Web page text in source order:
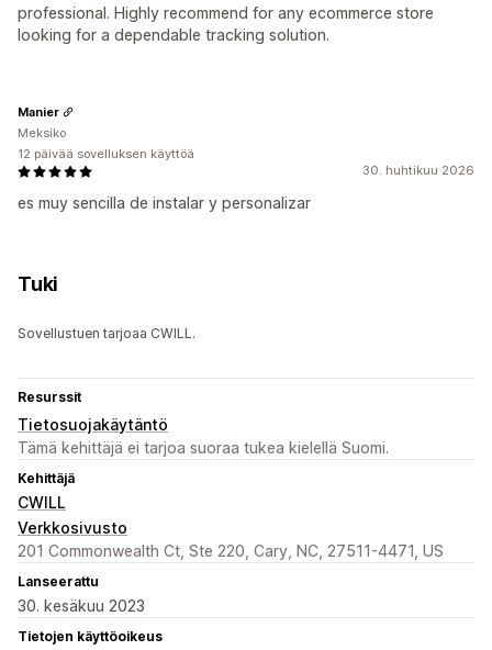
professional. Highly recommend for any ecommerce store
looking for a dependable tracking solution.
30. huhtikuu 2026
es muy sencilla de instalar y personalizar
Manier
Meksiko
12 päivää sovelluksen käyttöä
Tuki
Sovellustuen tarjoaa CWILL.
Resurssit
Tietosuojakäytäntö
Tämä kehittäjä ei tarjoa suoraa tukea kielellä Suomi.
Kehittäjä
CWILL
Verkkosivusto
201 Commonwealth Ct, Ste 220, Cary, NC, 27511-4471, US
Lanseerattu
30. kesäkuu 2023
Tietojen käyttöoikeus